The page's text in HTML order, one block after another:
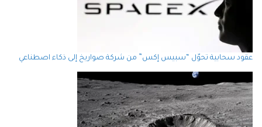
عقود سحابية تحوّل “سبيس إكس” من شركة صواريخ إلى ذكاء اصطناعي